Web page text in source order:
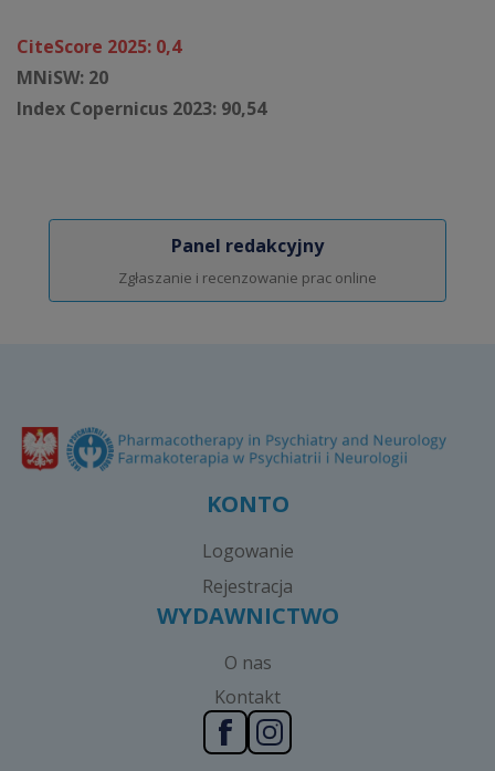
CiteScore 2025: 0,4
MNiSW: 20
Index Copernicus 2023: 90,54
Panel redakcyjny
Zgłaszanie i recenzowanie prac online
KONTO
Logowanie
Rejestracja
WYDAWNICTWO
O nas
Kontakt